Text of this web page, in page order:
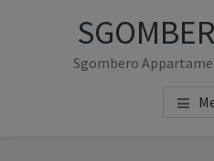
Sgombero